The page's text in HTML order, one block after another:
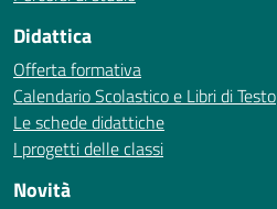
Didattica
Offerta formativa
Calendario Scolastico e Libri di Testo
Le schede didattiche
I progetti delle classi
Novità